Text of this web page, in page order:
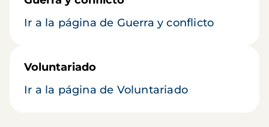
Ir a la página de Guerra y conflicto
Voluntariado
Ir a la página de Voluntariado